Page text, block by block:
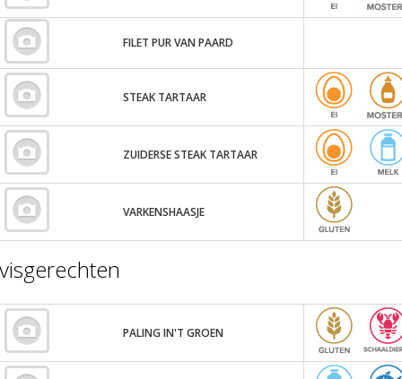
FILET PUR VAN PAARD
STEAK TARTAAR
ZUIDERSE STEAK TARTAAR
VARKENSHAASJE
visgerechten
PALING IN'T GROEN